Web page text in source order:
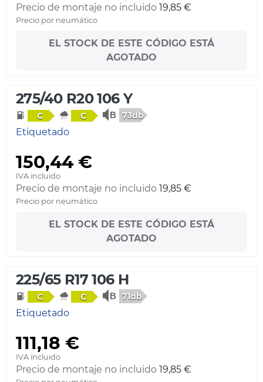
Precio de montaje no incluido 19,85 €
Precio por neumático
EL STOCK DE ESTE CÓDIGO ESTÁ
AGOTADO
275/40 R20 106 Y
C C 73db
Etiquetado
150,44 €
IVA incluido
Precio de montaje no incluido 19,85 €
Precio por neumático
EL STOCK DE ESTE CÓDIGO ESTÁ
AGOTADO
225/65 R17 106 H
C C 71db
Etiquetado
111,18 €
IVA incluido
Precio de montaje no incluido 19,85 €